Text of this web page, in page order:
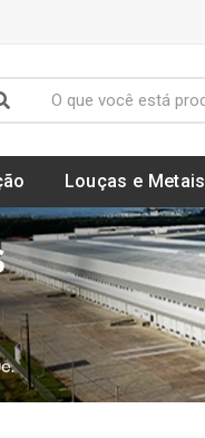
Louças e Metais